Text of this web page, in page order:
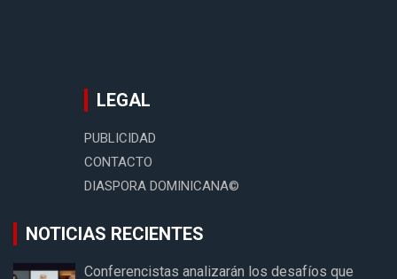
LEGAL
PUBLICIDAD
CONTACTO
DIASPORA DOMINICANA©
NOTICIAS RECIENTES
Conferencistas analizarán los desafíos que